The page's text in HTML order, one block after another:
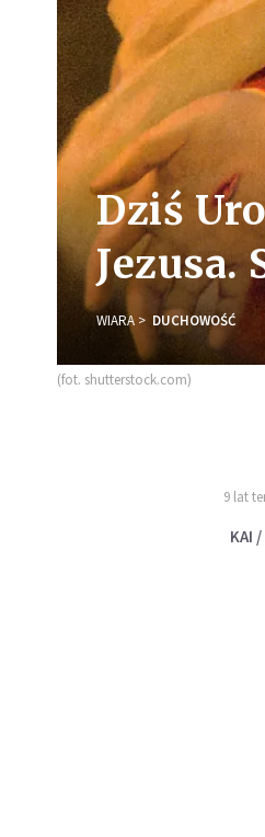
Dziś
Jezusa.
WIARA DUCHOWOŚĆ
(fot. shutterstock.com)
9 lat
KAI